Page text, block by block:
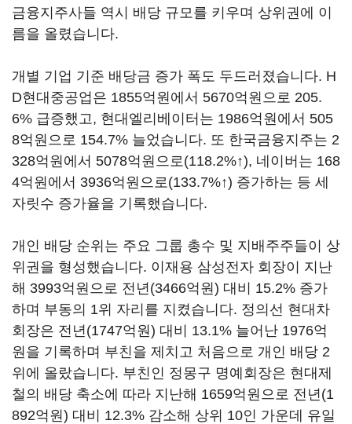
금융지주사들 역시 배당 규모를 키우며 상위권에 이
름을 올렸습니다.
개별 기업 기준 배당금 증가 폭도 두드러졌습니다. H
D현대중공업은 1855억원에서 5670억원으로 205.
6% 급증했고, 현대엘리베이터는 1986억원에서 505
8억원으로 154.7% 늘었습니다. 또 한국금융지주는 2
328억원에서 5078억원으로(118.2%↑), 네이버는 168
4억원에서 3936억원으로(133.7%↑) 증가하는 등 세
자릿수 증가율을 기록했습니다.
개인 배당 순위는 주요 그룹 총수 및 지배주주들이 상
위권을 형성했습니다. 이재용 삼성전자 회장이 지난
해 3993억원으로 전년(3466억원) 대비 15.2% 증가
하며 부동의 1위 자리를 지켰습니다. 정의선 현대차
회장은 전년(1747억원) 대비 13.1% 늘어난 1976억
원을 기록하며 부친을 제치고 처음으로 개인 배당 2
위에 올랐습니다. 부친인 정몽구 명예회장은 현대제
철의 배당 축소에 따라 지난해 1659억원으로 전년(1
892억원) 대비 12.3% 감소해 상위 10인 가운데 유일